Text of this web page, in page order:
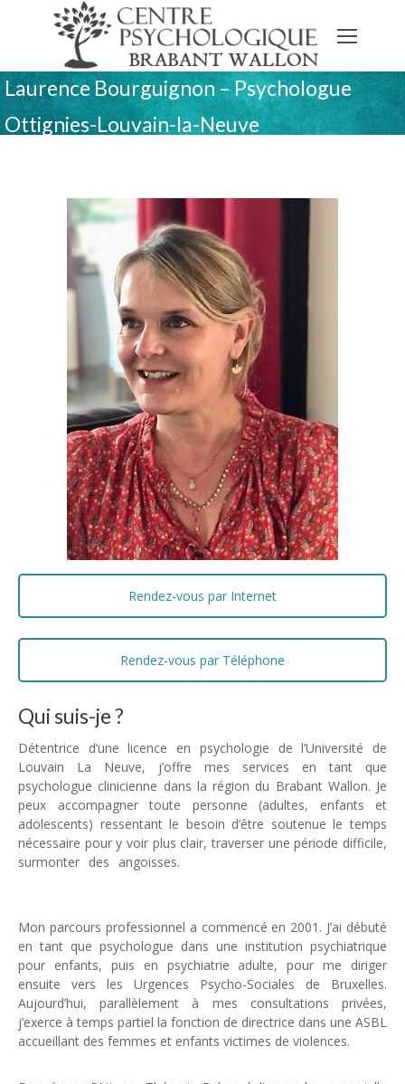
Laurence Bourguignon – Psychologue
Ottignies-Louvain-la-Neuve
Qui suis-je ?
Détentrice d’une licence en psychologie de l’Université de
Louvain La Neuve, j’offre mes services en tant que
psychologue clinicienne dans la région du Brabant Wallon. Je
peux accompagner toute personne (adultes, enfants et
adolescents) ressentant le besoin d’être soutenue le temps
nécessaire pour y voir plus clair, traverser une période difficile,
surmonter des angoisses.
Mon parcours professionnel a commencé en 2001. J’ai débuté
en tant que psychologue dans une institution psychiatrique
pour enfants, puis en psychiatrie adulte, pour me diriger
ensuite vers les Urgences Psycho-Sociales de Bruxelles.
Aujourd’hui, parallèlement à mes consultations privées,
j’exerce à temps partiel la fonction de directrice dans une ASBL
accueillant des femmes et enfants victimes de violences.
Rendez-vous par Internet
Rendez-vous par Téléphone